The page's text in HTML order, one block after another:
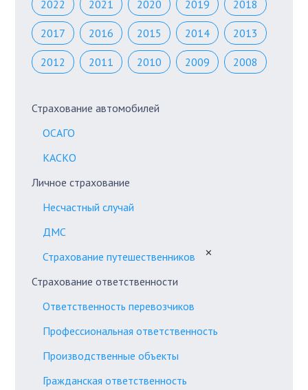
2022 2021 2020 2019 2018
2017 2016 2015 2014 2013
2012 2011 2010 2009 2008
Страхование автомобилей
ОСАГО
КАСКО
Личное страхование
Несчастный случай
ДМС
Страхование путешественников
✕
Страхование ответственности
Ответственность перевозчиков
Профессиональная ответственность
Производственные объекты
Гражданская ответственность